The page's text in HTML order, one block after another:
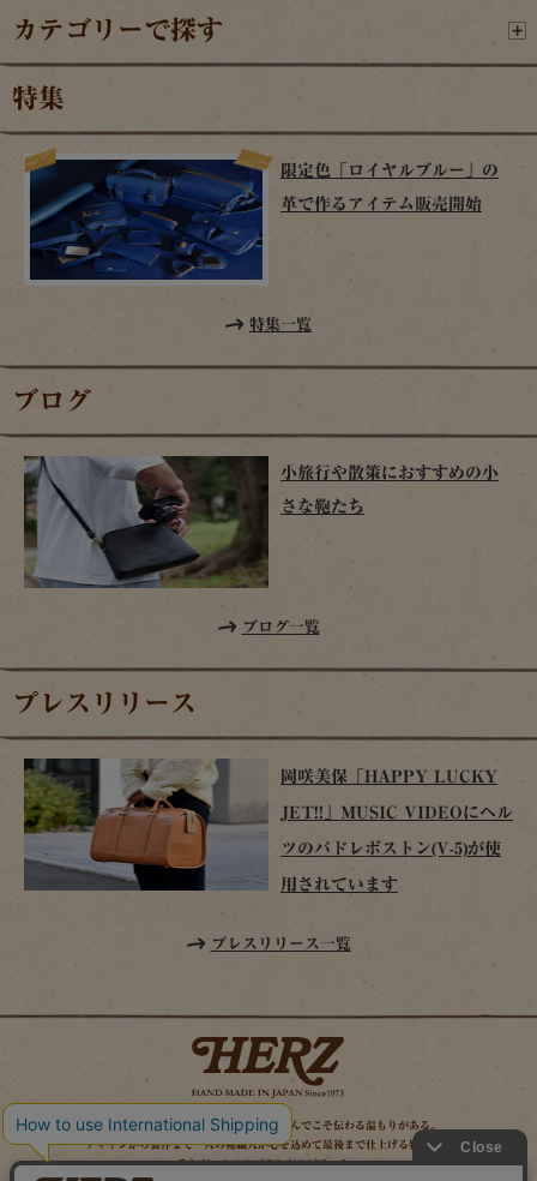
カテゴリーで探す
特集
限定色「ロイヤルブルー」の
革で作るアイテム販売開始
特集一覧
ブログ
小旅行や散策におすすめの小
さな鞄たち
ブログ一覧
プレスリリース
岡咲美保「HAPPY LUCKY
JET!!」MUSIC VIDEOにヘル
ツのパドレボストン(V-5)が使
用されています
プレスリリース一覧
時を経てこそ解る味わいがある。使い込んでこそ伝わる温もりがある。
デザインから製作まで一人の鞄職人が心を込めて最後まで仕上げる鞄作り。
それがヘルツのブランドスピリット。